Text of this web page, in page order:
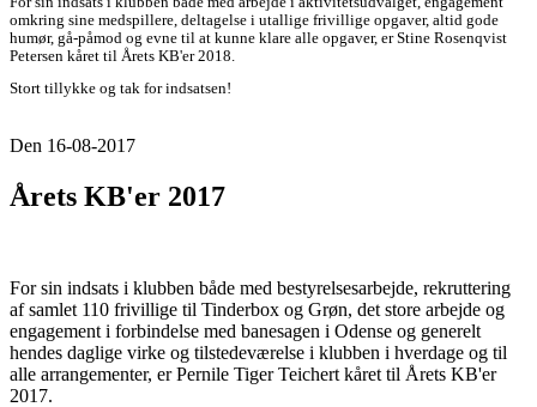
omkring sine medspillere, deltagelse i utallige frivillige opgaver, altid gode
humør, gå-påmod og evne til at kunne klare alle opgaver, er Stine Rosenqvist
Petersen kåret til Årets KB'er 2018.
Stort tillykke og tak for indsatsen!
Den 16-08-2017
Årets KB'er 2017
For sin indsats i klubben både med bestyrelsesarbejde, rekruttering
af samlet 110 frivillige til Tinderbox og Grøn, det store arbejde og
engagement i forbindelse med banesagen i Odense og generelt
hendes daglige virke og tilstedeværelse i klubben i hverdage og til
alle arrangementer, er Pernile Tiger Teichert kåret til Årets KB'er
2017.